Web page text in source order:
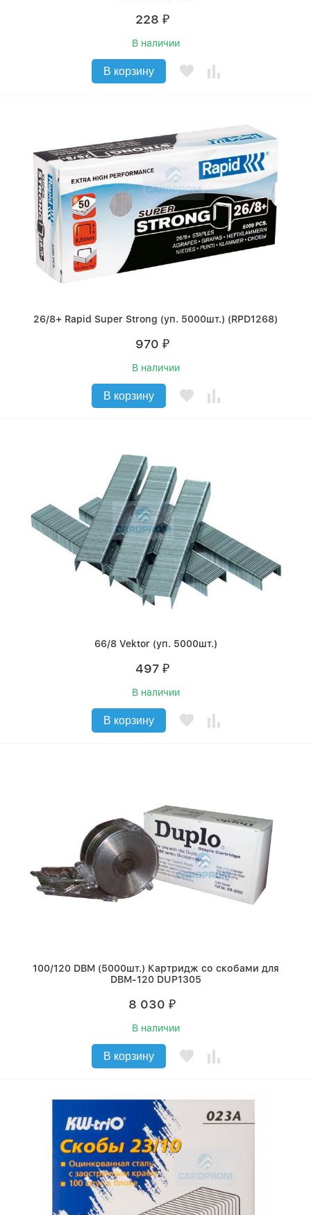
228 ₽
В наличии
В корзину
26/8+ Rapid Super Strong (уп. 5000шт.) (RPD1268)
970 ₽
В наличии
В корзину
66/8 Vektor (уп. 5000шт.)
497 ₽
В наличии
В корзину
100/120 DBM (5000шт.) Картридж со скобами для
DBM-120 DUP1305
8 030 ₽
В наличии
В корзину